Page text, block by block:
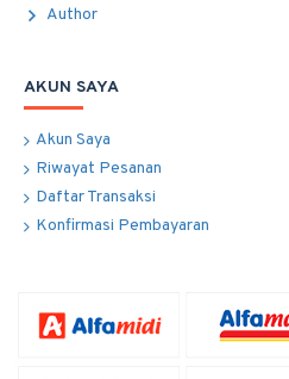
Author
AKUN SAYA
Akun Saya
Riwayat Pesanan
Daftar Transaksi
Konfirmasi Pembayaran